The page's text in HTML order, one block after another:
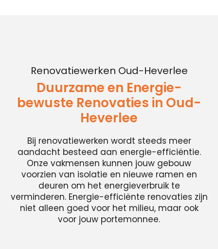
Renovatiewerken Oud-Heverlee
Duurzame en Energie-
bewuste Renovaties in Oud-
Heverlee
Bij renovatiewerken wordt steeds meer
aandacht besteed aan energie-efficiëntie.
Onze vakmensen kunnen jouw gebouw
voorzien van isolatie en nieuwe ramen en
deuren om het energieverbruik te
verminderen. Energie-efficiënte renovaties zijn
niet alleen goed voor het milieu, maar ook
voor jouw portemonnee.